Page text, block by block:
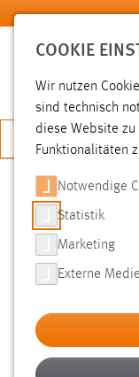
Zum Hauptinhalt
SUCHE
FILTER
Typ
COOKIE
Wir nutzen
sind technisch
diese Website
Funktionalitäten
Notwendige
Statistik
Marketing
Externe